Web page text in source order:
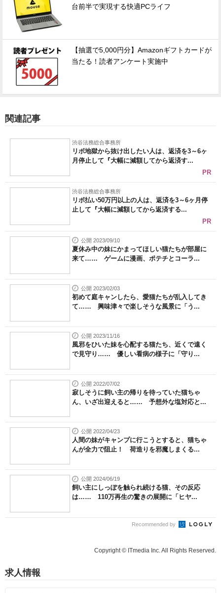
台前半で実現する快適PCライフ
【抽選で5,000円分】Amazonギフトカードが
当たる！読者アンケート実施中
関連記事
渋谷法務総合事務所
リボ地獄から抜け出したい人は、返済を3～6ヶ
月停止して『大幅に減額してから返済す...
PR
渋谷法務総合事務所
リボ払い50万円以上の人は、返済を3～6ヶ月停
止して『大幅に減額してから返済する...
PR
公開 2023/09/10
夏休み中の妹にかまってほしい猫たちが部屋に
来て…… ゲームに漫画、ポテチとコーラ...
公開 2023/02/03
初めて庭キャンしたら、愛猫たちが乱入してき
て…… 興味津々で楽しそうな風景に「う...
公開 2023/11/16
風邪をひいた妹を心配する猫たち、近くで遠く
で見守り…… 優しい看病の様子に「守り...
公開 2022/07/02
寂しそうに飼い主の帰りを待っていた猫ちゃ
ん、いざ出迎えると…… 予想外な塩対応と...
公開 2022/04/23
人間の妹がキャンプに行こうとすると、猫ちゃ
んが全力で阻止！ 荷造りを邪魔しまくる...
公開 2024/06/19
飼い主にしっぽを触られ続ける猫、その反応
は…… 110万再生の驚きの展開に「ヒヤ...
Recommended by
Copyright © ITmedia Inc. All Rights Reserved.
求人情報